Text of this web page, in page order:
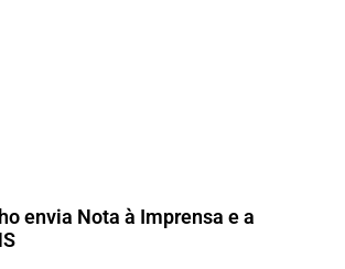
envia Nota à Imprensa e a